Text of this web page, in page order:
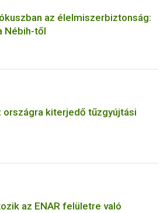
az élelmiszerbiztonság:
Nébih-től
kiterjedő tűzgyújtási
az ENAR felületre való